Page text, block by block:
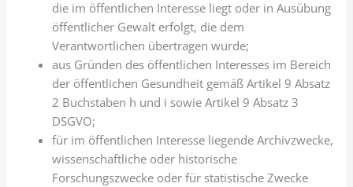
die im öffentlichen Interesse liegt oder in Ausübung
öffentlicher Gewalt erfolgt, die dem
Verantwortlichen übertragen wurde;
aus Gründen des öffentlichen Interesses im Bereich
der öffentlichen Gesundheit gemäß Artikel 9 Absatz
2 Buchstaben h und i sowie Artikel 9 Absatz 3
DSGVO;
für im öffentlichen Interesse liegende Archivzwecke,
wissenschaftliche oder historische
Forschungszwecke oder für statistische Zwecke